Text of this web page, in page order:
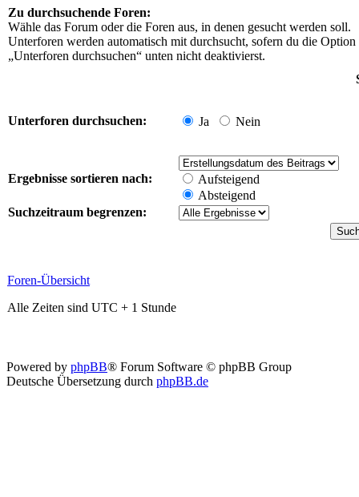
Zu durchsuchende Foren:
Wähle das Forum oder die Foren aus, in denen gesucht werden soll.
Unterforen werden automatisch mit durchsucht, sofern du die Option
„Unterforen durchsuchen“ unten nicht deaktivierst.
Unterforen durchsuchen: Ja Nein
Ergebnisse sortieren nach:
Aufsteigend
Absteigend
Suchzeitraum begrenzen:
Foren-Übersicht
Alle Zeiten sind UTC + 1 Stunde
Powered by phpBB® Forum Software © phpBB Group
Deutsche Übersetzung durch phpBB.de